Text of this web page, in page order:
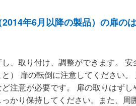
年6月以降の製品）の扉の
、取り付け、調整ができます。 安
と） 扉の転倒に注意してください
注意が必要です。 扉の取りはずし
かり保持してください。また、周